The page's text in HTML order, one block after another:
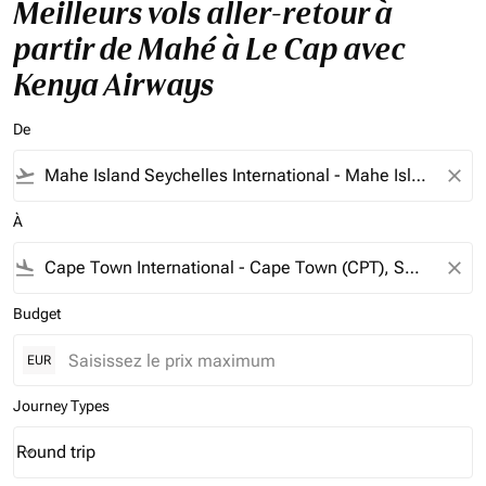
Meilleurs vols aller-retour à
partir de Mahé à Le Cap avec
Kenya Airways
De
flight_takeoff close
À
flight_land close
Budget
EUR
Journey Types
Journey Types option Round trip Selected
Round trip
keyboard_arrow_down